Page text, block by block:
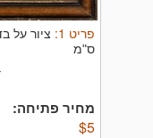
פריט 1
:
ס"מ
מחיר פתיחה:
$5